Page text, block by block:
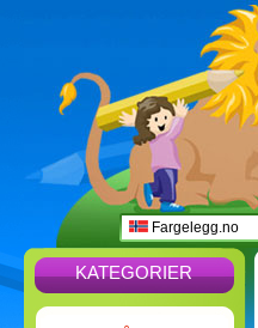
Fargelegg.no
KATEGORIER